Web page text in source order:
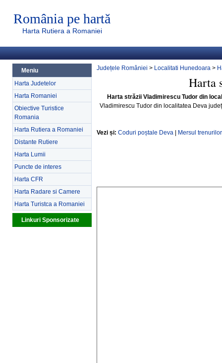
România pe hartă
Harta Rutiera a Romaniei
Meniu
Harta Judetelor
Harta Romaniei
Obiective Turistice
Romania
Harta Rutiera a Romaniei
Distante Rutiere
Harta Lumii
Puncte de interes
Harta CFR
Harta Radare si Camere
Harta Turistca a Romaniei
Linkuri Sponsorizate
Județele României > Localitati Hunedoara >
Harta
Harta străzii Vladimirescu Tudor din
Vladimirescu Tudor din localitatea Deva
Vezi și: Coduri poștale Deva Mersul